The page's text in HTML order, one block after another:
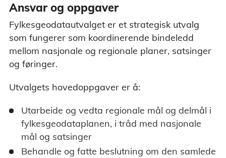
Ansvar og oppgaver
Fylkesgeodatautvalget er et strategisk utvalg
som fungerer som koordinerende bindeledd
mellom nasjonale og regionale planer, satsinger
og føringer.
Utvalgets hovedoppgaver er å:
Utarbeide og vedta regionale mål og delmål i
fylkesgeodataplanen, i tråd med nasjonale
mål og satsinger
Behandle og fatte beslutning om den samlede